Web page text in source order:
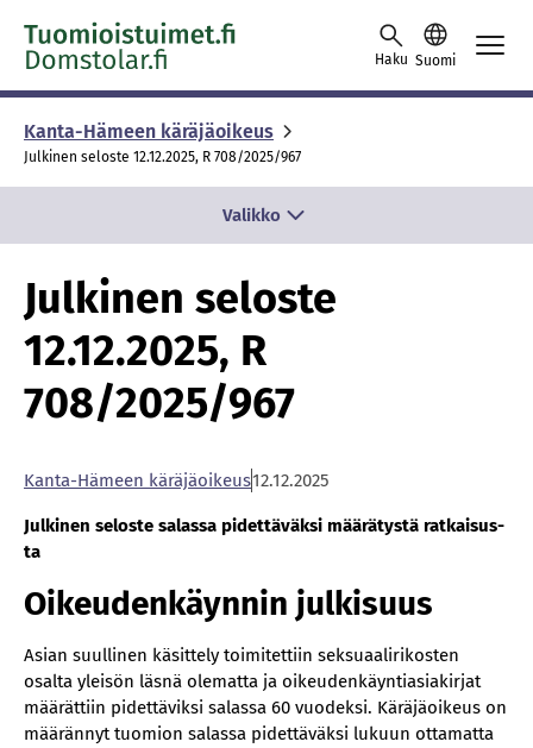
Skip to content -saavutettavuusohje
Haku Suomi
Kanta-Hämeen käräjäoikeus
Julkinen seloste 12.12.2025, R 708/2025/967
Valikko
Julkinen seloste
12.12.2025, R
708/2025/967
Kan­ta-Hä­meen kä­rä­jä­oi­keus12.12.2025
Jul­ki­nen se­los­te sa­las­sa pi­det­tä­väk­si mää­rä­tys­tä rat­kai­sus­
ta
Oikeudenkäynnin julkisuus
​Asian suullinen käsittely toimitettiin seksuaalirikosten
osalta yleisön läsnä olematta ja oikeudenkäyntiasiakirjat
määrättiin pidettäviksi salassa 60 vuodeksi. Käräjäoikeus on
määrännyt tuomion salassa pidettäväksi lukuun ottamatta